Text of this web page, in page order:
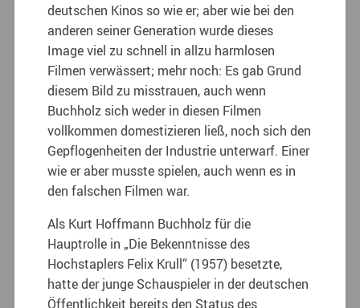
deutschen Kinos so wie er; aber wie bei den
anderen seiner Generation wurde dieses
Image viel zu schnell in allzu harmlosen
Filmen verwässert; mehr noch: Es gab Grund
diesem Bild zu misstrauen, auch wenn
Buchholz sich weder in diesen Filmen
vollkommen domestizieren ließ, noch sich den
Gepflogenheiten der Industrie unterwarf. Einer
wie er aber musste spielen, auch wenn es in
den falschen Filmen war.
Als Kurt Hoffmann Buchholz für die
Hauptrolle in „Die Bekenntnisse des
Hochstaplers Felix Krull“ (1957) besetzte,
hatte der junge Schauspieler in der deutschen
Öffentlichkeit bereits den Status des